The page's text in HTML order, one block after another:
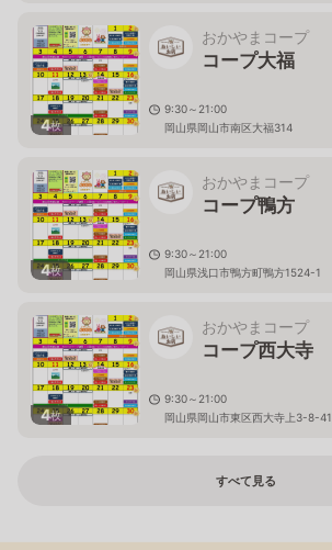
4枚
おかやまコープ
コープ大福
9:30～21:00
岡山県岡山市南区大福314
4枚
おかやまコープ
コープ鴨方
9:30～21:00
岡山県浅口市鴨方町鴨方1524-1
4枚
おかやまコープ
コープ西大寺
9:30～21:00
岡山県岡山市東区西大寺上3-8-41
すべて見る